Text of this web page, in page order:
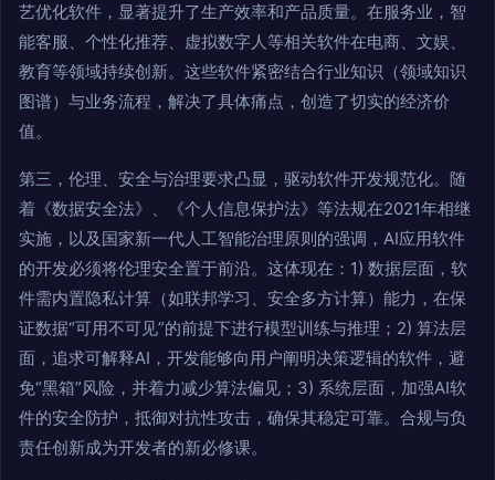
艺优化软件，显著提升了生产效率和产品质量。在服务业，智
能客服、个性化推荐、虚拟数字人等相关软件在电商、文娱、
教育等领域持续创新。这些软件紧密结合行业知识（领域知识
图谱）与业务流程，解决了具体痛点，创造了切实的经济价
值。
第三，伦理、安全与治理要求凸显，驱动软件开发规范化。随
着《数据安全法》、《个人信息保护法》等法规在2021年相继
实施，以及国家新一代人工智能治理原则的强调，AI应用软件
的开发必须将伦理安全置于前沿。这体现在：1) 数据层面，软
件需内置隐私计算（如联邦学习、安全多方计算）能力，在保
证数据“可用不可见”的前提下进行模型训练与推理；2) 算法层
面，追求可解释AI，开发能够向用户阐明决策逻辑的软件，避
免“黑箱”风险，并着力减少算法偏见；3) 系统层面，加强AI软
件的安全防护，抵御对抗性攻击，确保其稳定可靠。合规与负
责任创新成为开发者的新必修课。